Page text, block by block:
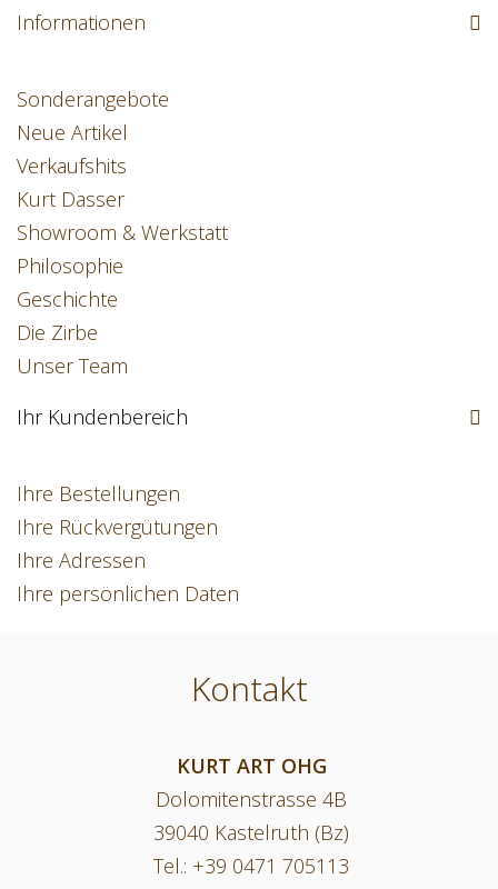
Informationen
Sonderangebote
Neue Artikel
Verkaufshits
Kurt Dasser
Showroom & Werkstatt
Philosophie
Geschichte
Die Zirbe
Unser Team
Ihr Kundenbereich
Ihre Bestellungen
Ihre Rückvergütungen
Ihre Adressen
Ihre persönlichen Daten
Kontakt
KURT ART OHG
Dolomitenstrasse 4B
39040 Kastelruth (Bz)
Tel.: +39 0471 705113